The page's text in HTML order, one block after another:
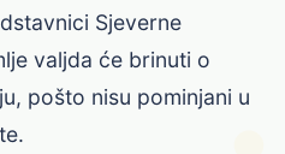
Sjeverne
valjda će brinuti o
pošto nisu pominjani u